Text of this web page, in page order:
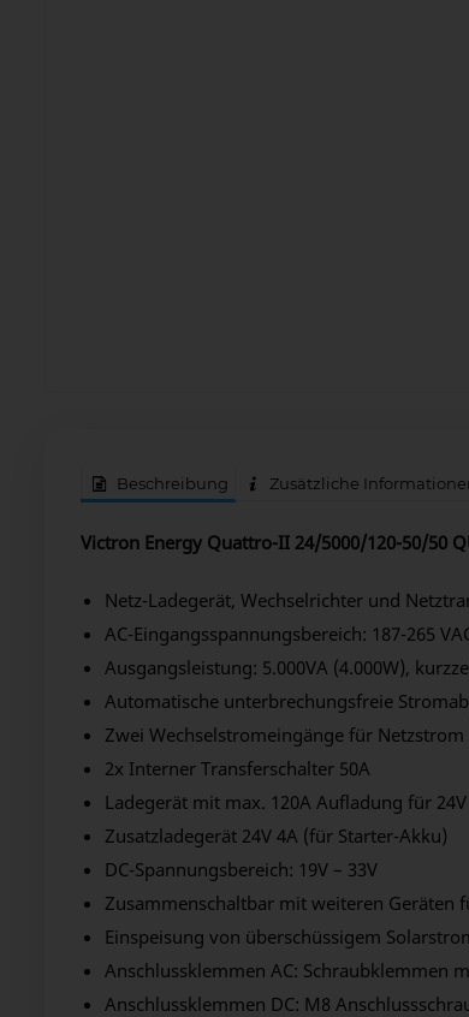
Beschreibung Zusätzliche
Victron Energy Quattro-II 24/5000/120-50/50
Netz-Ladegerät, Wechselrichter und
AC-Eingangsspannungsbereich: 187-265
Ausgangsleistung: 5.000VA (4.000W),
Automatische unterbrechungsfreie
Zwei Wechselstromeingänge für
2x Interner Transferschalter 50A
Ladegerät mit max. 120A Aufladung für
Zusatzladegerät 24V 4A (für Starter-Akku)
DC-Spannungsbereich: 19V – 33V
Zusammenschaltbar mit weiteren Geräten
Einspeisung von überschüssigem
Anschlussklemmen AC: Schraubklemmen
Anschlussklemmen DC: M8